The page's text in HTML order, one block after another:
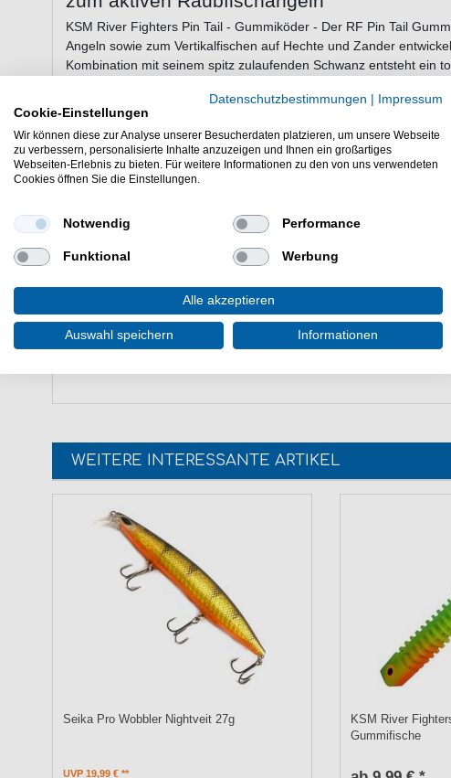
KSM River Fighters Pin Tail - Gummiköder - Der RF Pin Tail
Angeln sowie zum Vertikalfischen auf Hechte und Zander
Kombination mit seinem spitz zulaufenden Schwanz entsteht ein
Raubfischangeln. Bereits bei sehr langsamen Bewegungen über
Gummischwanz an zu vibrieren und sendet dadurch Lockreize
Biss verleiten können.
Eigenschaften der KSM River Fighters Pin
Gummifische zum Kunstköderangeln auf Zander & Hecht
Länge: 20cm
schlanke Körperform
spitz zulaufender Schwanz
sehr gut zum pelagischen Angeln & Vertikalangeln
Lieferumfang: 2 Gummifische in gewählter Farbe
Die KSM River Fighters Pin Tail Gummiköder sind gut zum
WEITERE INTERESSANTE ARTIKEL
Seika Pro Wobbler Nightveit 27g
UVP 19,99 €
KSM River
Gummifische
Datenschutzbestimmungen | Impressum
Cookie-Einstellungen
Wir können diese zur Analyse unserer Besucherdaten platzieren, um unsere Webseite
zu verbessern, personalisierte Inhalte anzuzeigen und Ihnen ein großartiges
Webseiten-Erlebnis zu bieten. Für weitere Informationen zu den von uns verwendeten
Cookies öffnen Sie die Einstellungen.
Notwendig Performance
Funktional Werbung
Alle akzeptieren
Auswahl speichern Informationen